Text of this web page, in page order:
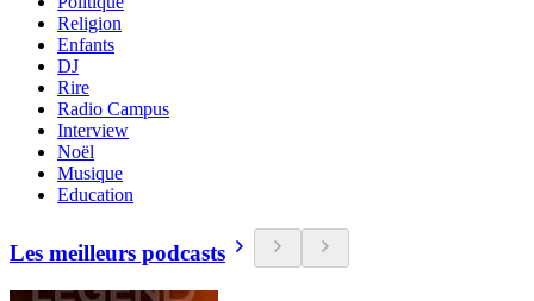
Religion
Enfants
DJ
Rire
Radio Campus
Interview
Noël
Musique
Education
Les meilleurs podcasts